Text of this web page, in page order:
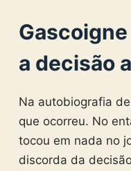
a decisão
Na autobiografia
que ocorreu. No
tocou em nada no
discorda da